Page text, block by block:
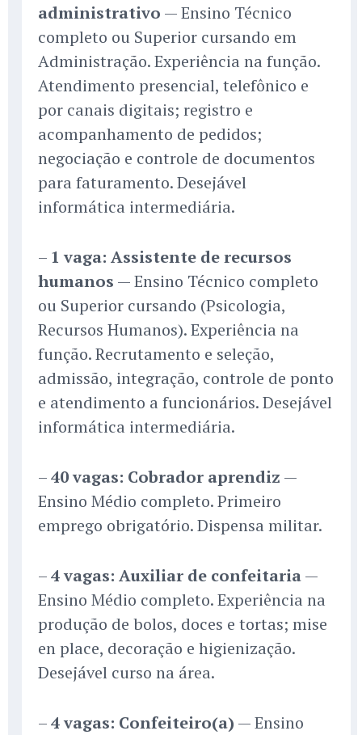
administrativo — Ensino Técnico
completo ou Superior cursando em
Administração. Experiência na função.
Atendimento presencial, telefônico e
por canais digitais; registro e
acompanhamento de pedidos;
negociação e controle de documentos
para faturamento. Desejável
informática intermediária.
– 1 vaga: Assistente de recursos
humanos — Ensino Técnico completo
ou Superior cursando (Psicologia,
Recursos Humanos). Experiência na
função. Recrutamento e seleção,
admissão, integração, controle de ponto
e atendimento a funcionários. Desejável
informática intermediária.
–40 vagas: Cobrador aprendiz —
Ensino Médio completo. Primeiro
emprego obrigatório. Dispensa militar.
–4 vagas: Auxiliar de confeitaria—
Ensino Médio completo. Experiência na
produção de bolos, doces e tortas; mise
en place, decoração e higienização.
Desejável curso na área.
–4 vagas: Confeiteiro(a) — Ensino